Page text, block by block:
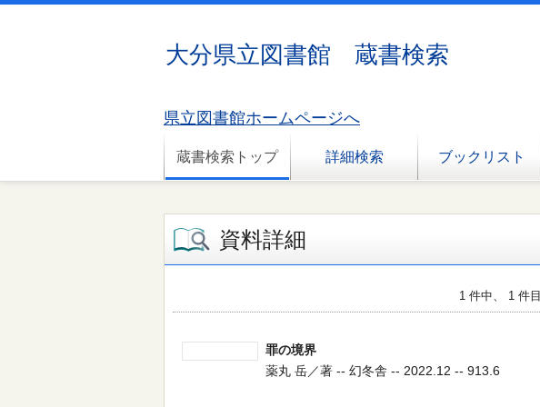
大分県立図書館 蔵書検索
県立図書館ホームページへ
蔵書検索トップ 詳細検索 ブックリスト
資料詳細
1 件中、 1 件目
罪の境界
薬丸 岳／著 -- 幻冬舎 -- 2022.12 -- 913.6